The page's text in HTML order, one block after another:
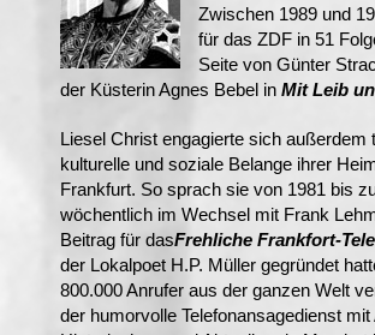
Zwischen 1989 und
für das ZDF in 51
Seite von Günter
der Küsterin Agnes Bebel in Mit Leib
Liesel Christ engagierte sich außerdem
kulturelle und soziale Belange ihrer
Frankfurt. So sprach sie von 1981 bis
wöchentlich im Wechsel mit Frank
Beitrag für dasFrehliche Frankfort-
der Lokalpoet H.P. Müller gegründet
800.000 Anrufer aus der ganzen Welt
der humorvolle Telefonansagedienst mit